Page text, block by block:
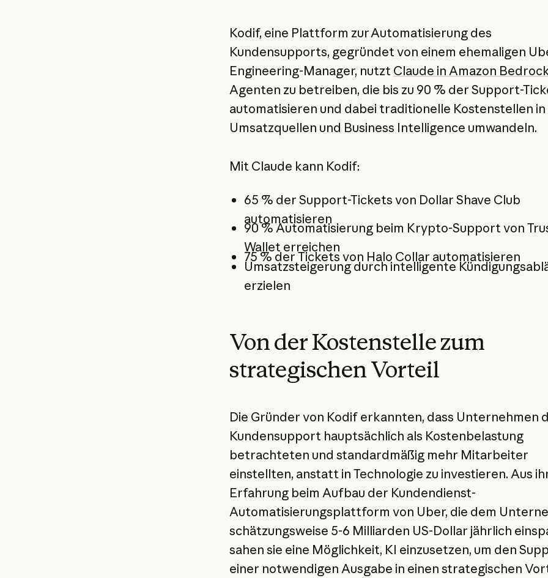
Kodif, eine Plattform zur Automatisierung des
Kundensupports, gegründet von einem ehemaligen
Engineering-Manager, nutzt Claude in Amazon
Agenten zu betreiben, die bis zu 90 % der Support-
automatisieren und dabei traditionelle Kostenstellen in
Umsatzquellen und Business Intelligence umwandeln.
Mit Claude kann Kodif:
65 % der Support-Tickets von Dollar Shave Club
automatisieren
90 % Automatisierung beim Krypto-Support von
Wallet erreichen
75 % der Tickets von Halo Collar automatisieren
Umsatzsteigerung durch intelligente
erzielen
Von der Kostenstelle zum
strategischen Vorteil
Die Gründer von Kodif erkannten, dass Unternehmen
Kundensupport hauptsächlich als Kostenbelastung
betrachteten und standardmäßig mehr Mitarbeiter
einstellten, anstatt in Technologie zu investieren. Aus
Erfahrung beim Aufbau der Kundendienst-
Automatisierungsplattform von Uber, die dem
schätzungsweise 5-6 Milliarden US-Dollar jährlich
sahen sie eine Möglichkeit, KI einzusetzen, um den
einer notwendigen Ausgabe in einen strategischen